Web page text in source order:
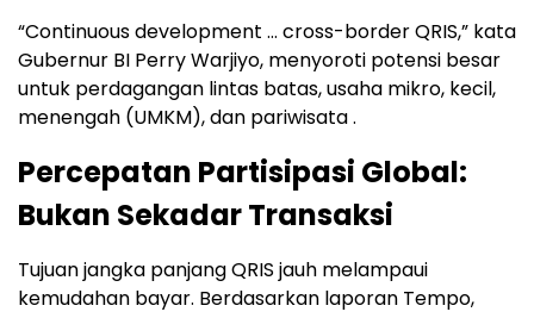
“Continuous development … cross-border QRIS,” kata
Gubernur BI Perry Warjiyo, menyoroti potensi besar
untuk perdagangan lintas batas, usaha mikro, kecil,
menengah (UMKM), dan pariwisata .
Percepatan Partisipasi Global:
Bukan Sekadar Transaksi
Tujuan jangka panjang QRIS jauh melampaui
kemudahan bayar. Berdasarkan laporan Tempo,